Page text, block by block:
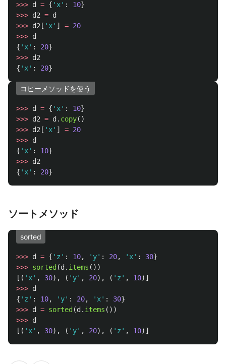
>>> d = { ' x' : 10}
>>> d2 = d
>>> d2 [ ' x' ] = 20
>>> d
{ ' x' : 20}
>>> d2
{ ' x' : 20}
コピーメソッドを使う
>>> d = { ' x' : 10}
>>> d2 = d . copy()
>>> d2 [ ' x' ] = 20
>>> d
{ ' x' : 10}
>>> d2
{ ' x' : 20}
ソートメソッド
sorted
>>> d = { ' z ' : 10, ' y' : 20, ' x' : 30}
>>> sorted (d . items ())
[( ' x' , 30), ( ' y' , 20), ( ' z ' , 10)]
>>> d
{ ' z ' : 10, ' y' : 20, ' x' : 30}
>>> d = sorted (d . items ())
>>> d
[( ' x' , 30), ( ' y' , 20), ( ' z ' , 10)]